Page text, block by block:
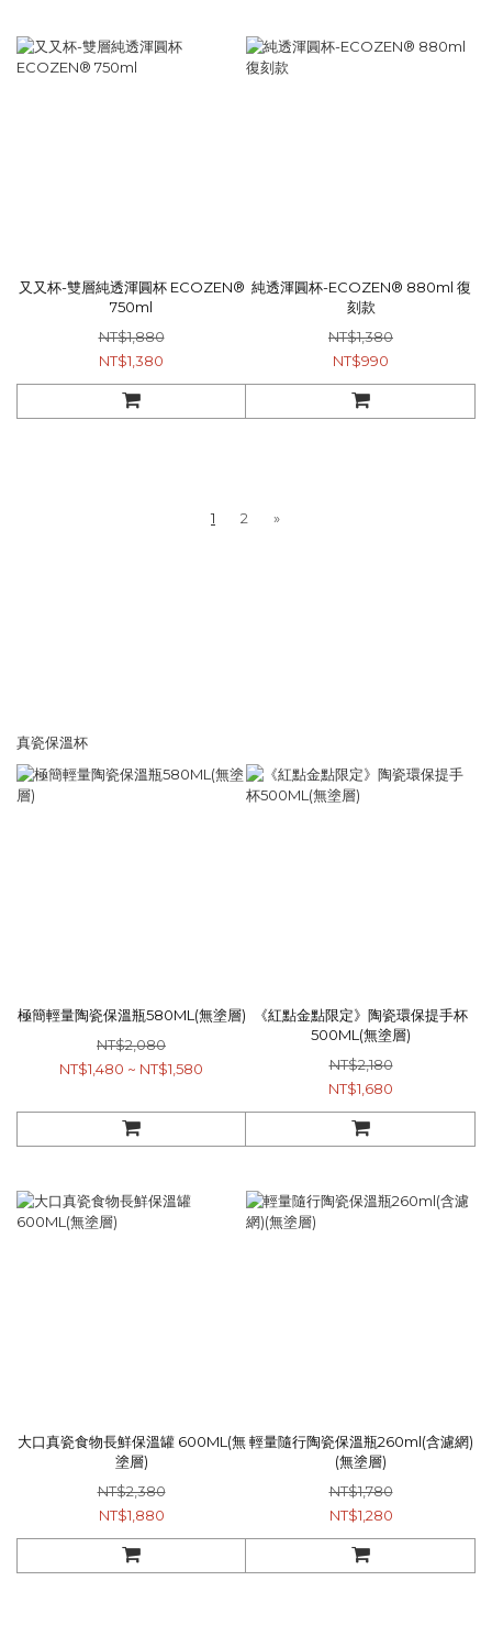
又又杯-雙層純透渾圓杯 ECOZEN®
750ml
NT$1,880
NT$1,380
純透渾圓杯-ECOZEN® 880ml 復
刻款
NT$1,380
NT$990
1 2 »
真瓷保溫杯
極簡輕量陶瓷保溫瓶580ML(無塗層)
NT$2,080
NT$1,480 ~ NT$1,580
《紅點金點限定》陶瓷環保提手杯
500ML(無塗層)
NT$2,180
NT$1,680
大口真瓷食物長鮮保溫罐 600ML(無
塗層)
NT$2,380
NT$1,880
輕量隨行陶瓷保溫瓶260ml(含濾網)
(無塗層)
NT$1,780
NT$1,280